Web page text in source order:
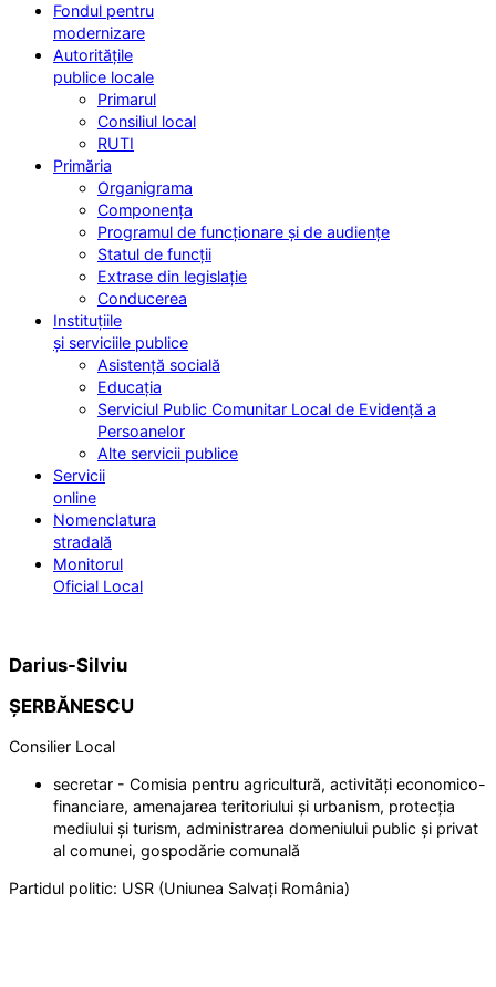
Fondul pentru
modernizare
Autoritățile
publice locale
Primarul
Consiliul local
RUTI
Primăria
Organigrama
Componența
Programul de funcționare și de audiențe
Statul de funcții
Extrase din legislație
Conducerea
Instituțiile
și serviciile publice
Asistență socială
Educația
Serviciul Public Comunitar Local de Evidență a
Persoanelor
Alte servicii publice
Servicii
online
Nomenclatura
stradală
Monitorul
Oficial Local
Darius-Silviu
ȘERBĂNESCU
Consilier Local
secretar - Comisia pentru agricultură, activități economico-
financiare, amenajarea teritoriului și urbanism, protecția
mediului și turism, administrarea domeniului public și privat
al comunei, gospodărie comunală
Partidul politic: USR (Uniunea Salvați România)